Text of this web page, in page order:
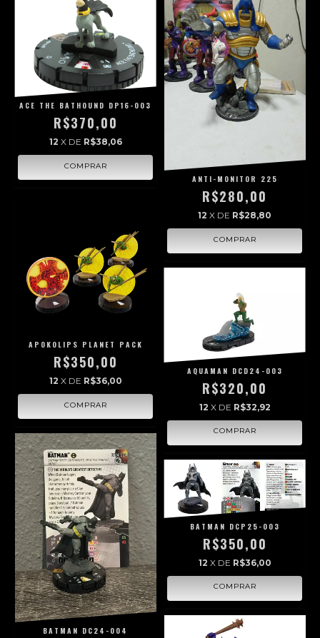
ACE THE BATHOUND DP16-003
R$370,00
12 X DE R$38,06
ANTI-MONITOR 225
R$280,00
12 X DE R$28,80
APOKOLIPS PLANET PACK
R$350,00
12 X DE R$36,00
AQUAMAN DCD24-003
R$320,00
12 X DE R$32,92
BATMAN DC24-004
BATMAN DCP25-003
R$350,00
12 X DE R$36,00